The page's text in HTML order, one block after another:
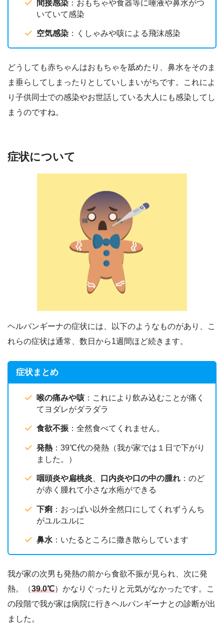
間接感染：おもちゃや食器等に唾液や鼻水がつ
いていて感染
空気感染：くしゃみや咳による飛沫感染
どうしても赤ちゃんはおもちゃを舐めたり、鼻水をそのま
ま垂らしてしまったりとしていしまいがちです。これによ
り子供同士での感染やお世話している大人にも感染してし
まうのですね。
症状について
ヘルパンギーナの症状には、以下のようなものがあり、こ
れらの症状は通常、数日から1週間ほど続きます。
症状まとめ
喉の痛みや咳：これにより飲み込むことが痛く
てヨダレがダラダラ
食欲不振：全然食べてくれません。
発熱：39℃代の発熱（我が家では１日で下がり
ました。）
咽頭炎や扁桃炎、 口内炎や口の中の腫れ：のど
が赤く腫れて小さな水疱ができる
下痢：おっぱい以外全然口にしてくれずうんち
がユルユルに
鼻水：いたるところに撒き散らしています
我が家の次男も発熱の前から食欲不振が見られ、次に発
熱。（39.0℃）かなりぐったりと元気がなかったです。こ
の段階で我が家は病院に行きヘルパンギーナとの診断が出
ました。